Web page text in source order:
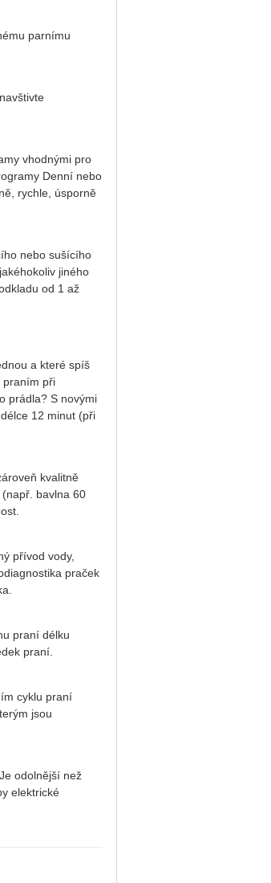
parnímu
vhodnými pro
Denní nebo
rychle, úsporně
nebo sušícího
jiného
od 1 až
a které spíš
praním při
prádla? S novými
12 minut (při
kvalitně
bavlna 60
přívod vody,
praček
praní délku
praní.
cyklu praní
jsou
odolnější než
elektrické